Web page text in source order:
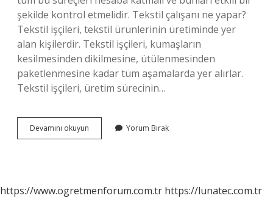
şekilde kontrol etmelidir. Tekstil çalışanı ne yapar?
Tekstil işçileri, tekstil ürünlerinin üretiminde yer
alan kişilerdir. Tekstil işçileri, kumaşların
kesilmesinden dikilmesine, ütülenmesinden
paketlenmesine kadar tüm aşamalarda yer alırlar.
Tekstil işçileri, üretim sürecinin…
Devamını okuyun
Ustası
Yorum Bırak
https://www.ogretmenforum.com.tr https://lunatec.com.tr